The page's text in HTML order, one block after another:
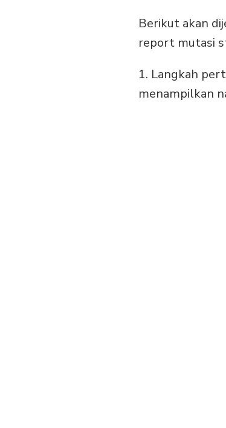
Berikut akan
report mutasi
1. Langkah
menampilkan